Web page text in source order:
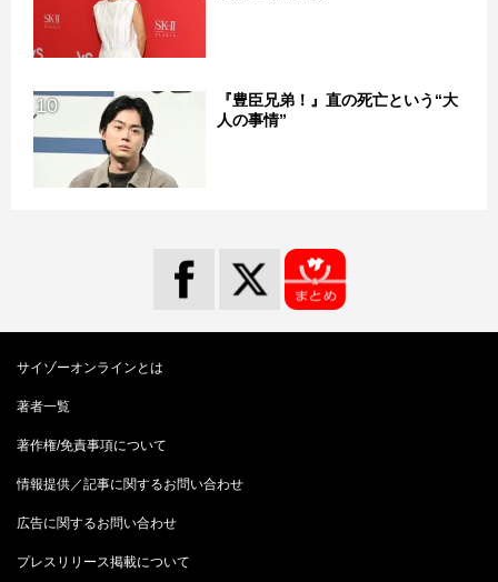
10
『豊臣兄弟！』直の死亡という“大
人の事情”
サイゾーオンラインとは
著者一覧
著作権/免責事項について
情報提供／記事に関するお問い合わせ
広告に関するお問い合わせ
プレスリリース掲載について